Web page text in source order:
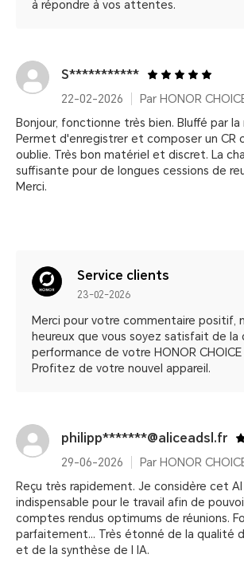
à répondre à vos attentes.
S***********
22-02-2026
Par HONOR
Bonjour, fonctionne très bien. Bluffé par
Permet d'enregistrer et composer un CR
oublie. Très bon matériel et discret. La
suffisante pour de longues cessions de
Merci.
Service clients
23-02-2026
Merci pour votre commentaire positif,
heureux que vous soyez satisfait de
performance de votre HONOR
Profitez de votre nouvel appareil.
philipp*******@aliceadsl.fr
29-06-2026
Par HONOR
Reçu très rapidement. Je considère cet
indispensable pour le travail afin de
comptes rendus optimums de réunions.
parfaitement... Très étonné de la qualité
et de la synthèse de l IA.